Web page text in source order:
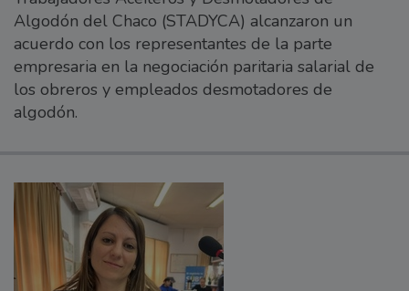
Algodón del Chaco (STADYCA) alcanzaron un
acuerdo con los representantes de la parte
empresaria en la negociación paritaria salarial de
los obreros y empleados desmotadores de
algodón.